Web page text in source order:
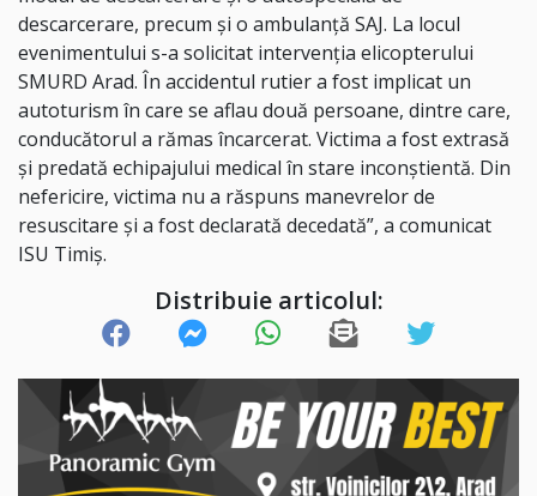
descarcerare, precum și o ambulanță SAJ. La locul
evenimentului s-a solicitat intervenția elicopterului
SMURD Arad. În accidentul rutier a fost implicat un
autoturism în care se aflau două persoane, dintre care,
conducătorul a rămas încarcerat. Victima a fost extrasă
și predată echipajului medical în stare inconștientă. Din
nefericire, victima nu a răspuns manevrelor de
resuscitare și a fost declarată decedată”, a comunicat
ISU Timiș.
Distribuie articolul: